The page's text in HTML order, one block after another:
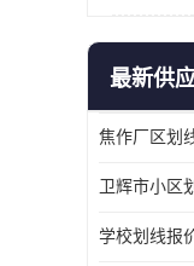
最新供
焦作厂区划
学校划线报